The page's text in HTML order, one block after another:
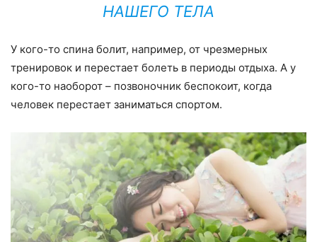
НАШЕГО ТЕЛА
У кого-то спина болит, например, от чрезмерных
тренировок и перестает болеть в периоды отдыха. А у
кого-то наоборот – позвоночник беспокоит, когда
человек перестает заниматься спортом.